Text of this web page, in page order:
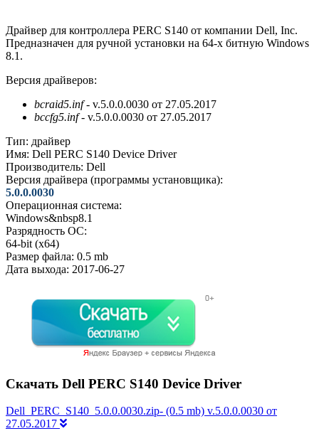
Драйвер для контроллера PERC S140 от компании Dell, Inc.
Предназначен для ручной установки на 64-х битную Windows
8.1.
Версия драйверов:
bcraid5.inf- v.5.0.0.0030 от 27.05.2017
bccfg5.inf- v.5.0.0.0030 от 27.05.2017
Тип: драйвер
Имя: Dell PERC S140 Device Driver
Производитель: Dell
Версия драйвера (программы установщика):
5.0.0.0030
Операционная система:
Windows&nbsp8.1
Разрядность ОС:
64-bit (x64)
Размер файла: 0.5 mb
Дата выхода: 2017-06-27
Скачать Dell PERC S140 Device Driver
Dell_PERC_S140_5.0.0.0030.zip- (0.5 mb) v.5.0.0.0030 от
27.05.2017